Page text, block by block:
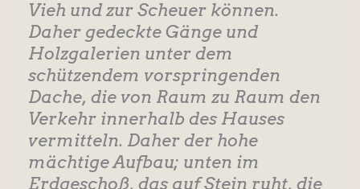
Vieh und zur Scheuer können.
Daher gedeckte Gänge und
Holzgalerien unter dem
schützendem vorspringenden
Dache, die von Raum zu Raum den
Verkehr innerhalb des Hauses
vermitteln. Daher der hohe
mächtige Aufbau; unten im
Erdgeschoß, das auf Stein ruht, die